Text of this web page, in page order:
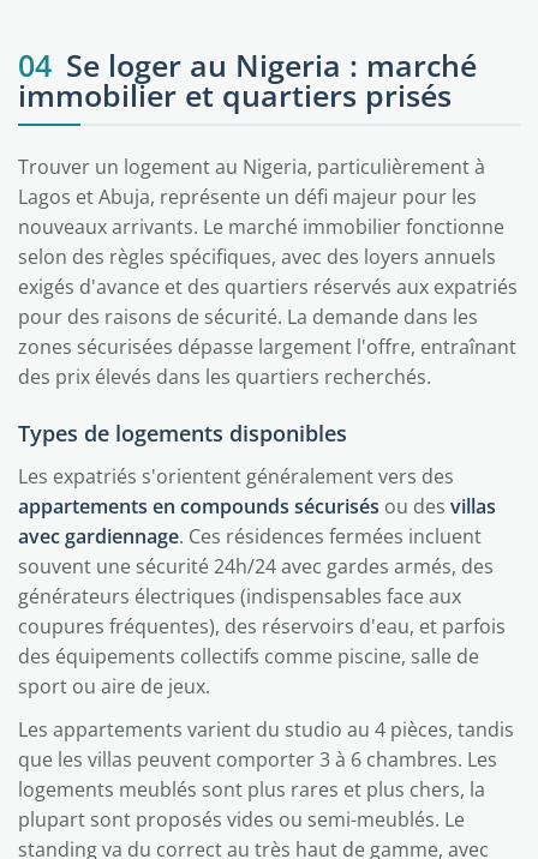
04 Se loger au Nigeria : marché
immobilier et quartiers prisés
Trouver un logement au Nigeria, particulièrement à
Lagos et Abuja, représente un défi majeur pour les
nouveaux arrivants. Le marché immobilier fonctionne
selon des règles spécifiques, avec des loyers annuels
exigés d'avance et des quartiers réservés aux expatriés
pour des raisons de sécurité. La demande dans les
zones sécurisées dépasse largement l'offre, entraînant
des prix élevés dans les quartiers recherchés.
Types de logements disponibles
Les expatriés s'orientent généralement vers des
appartements en compounds sécurisés ou des villas
avec gardiennage. Ces résidences fermées incluent
souvent une sécurité 24h/24 avec gardes armés, des
générateurs électriques (indispensables face aux
coupures fréquentes), des réservoirs d'eau, et parfois
des équipements collectifs comme piscine, salle de
sport ou aire de jeux.
Les appartements varient du studio au 4 pièces, tandis
que les villas peuvent comporter 3 à 6 chambres. Les
logements meublés sont plus rares et plus chers, la
plupart sont proposés vides ou semi-meublés. Le
standing va du correct au très haut de gamme, avec